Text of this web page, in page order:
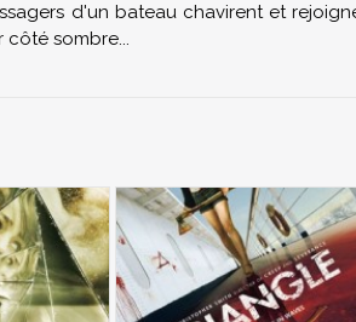
d'un bateau chavirent et
sombre...